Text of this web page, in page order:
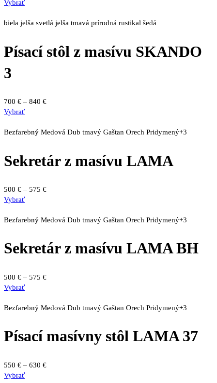
produktu.
through
VybraťTento
má
Možnosti
stránke
produktu.
biela jelša svetlá jelša tmavá prírodná rustikal šedá
Písací stôl z masívu SKANDO
3
700 € – 840 €Price
through
VybraťTento
má
Možnosti
vybrať
na
produktu.
Bezfarebný Medová Dub tmavý Gaštan Orech Pridymený+3
Sekretár z masívu LAMA
500 € – 575 €Price
through
VybraťTento
má
Možnosti
vybrať
na
produktu.
Bezfarebný Medová Dub tmavý Gaštan Orech Pridymený+3
Sekretár z masívu LAMA BH
500 € – 575 €Price
through
VybraťTento
má
Možnosti
vybrať
na
Bezfarebný Medová Dub tmavý Gaštan Orech Pridymený+3
Písací masívny stôl LAMA 37
550 € – 630 €Price
VybraťTento